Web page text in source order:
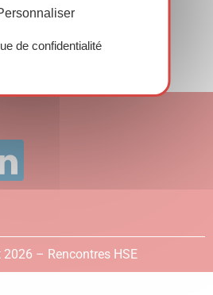
– Rencontres HSE
de confidentialité